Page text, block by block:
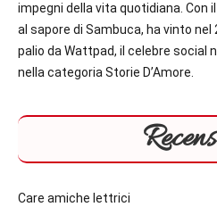
impegni della vita quotidiana. Con
al sapore di Sambuca, ha vinto nel
palio da Wattpad, il celebre social
nella categoria Storie D’Amore
Care amiche lettrici